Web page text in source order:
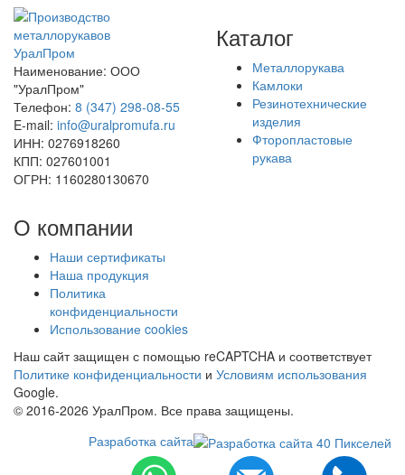
УралПром
Наименование: ООО
"УралПром"
Телефон: 8 (347) 298‑08‑55
E-mail: info@uralpromufa.ru
ИНН: 0276918260
КПП: 027601001
ОГРН: 1160280130670
Каталог
Металлорукава
Камлоки
Резинотехнические
изделия
Фторопластовые
рукава
О компании
Наши сертификаты
Наша продукция
Политика
конфиденциальности
Использование cookies
Наш сайт защищен с помощью reCAPTCHA и соответствует
Политике конфиденциальности и Условиям использования
Google.
© 2016-2026 УралПром. Все права защищены.
Разработка сайта